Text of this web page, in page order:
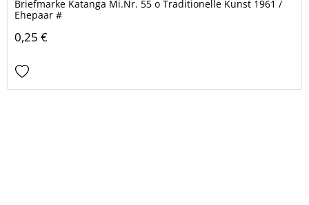
Briefmarke Katanga Mi.Nr. 55 o Traditionelle Kunst 1961 /
Ehepaar #
0,25 €